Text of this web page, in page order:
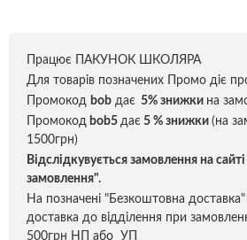
Працює ПАКУНОК ШКОЛЯРА
Для товарів позначених Промо діє
Промокод bob дає 5% знижки на
Промокод bob5 дає 5 % знижки (на
1500грн)
Відслідкувується замовлення на
замовлення".
На позначені "Безкоштовна
доставка до відділення при
500грн НП або УП